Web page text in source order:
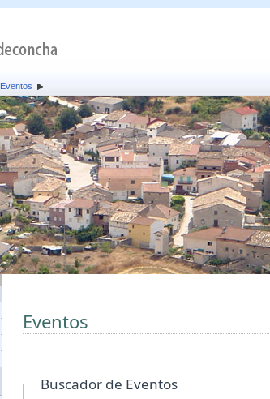
Eventos
Eventos
Buscador de Eventos